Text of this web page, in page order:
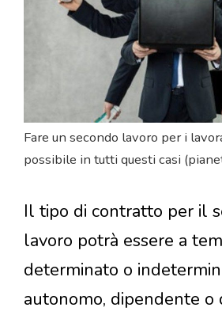
Fare un secondo lavoro per i
possibile in tutti questi casi
Il tipo di contratto per il
lavoro potrà essere a
determinato o
autonomo, dipendente o